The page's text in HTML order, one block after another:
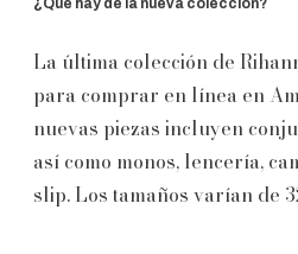
¿Qué hay de la nueva colección?
La última colección de
para comprar en línea en
nuevas piezas incluyen
así como monos, lencería,
slip. Los tamaños varían de